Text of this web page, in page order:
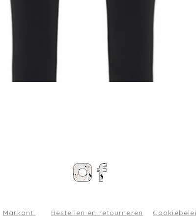
Markant. Bestellen en retourneren